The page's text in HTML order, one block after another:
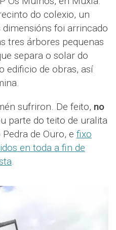
do colexio, un
foi arrincado
tres árbores pequenas
separa o solar do
edificio de obras, así
sufriron. De feito, no
parte do teito de uralita
de Ouro, e fixo
en toda a fin de
.